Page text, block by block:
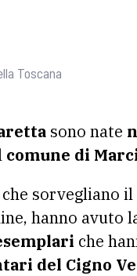
Toscana
sono nate
comune di
che sorvegliano
hanno avuto
che
del Cigno